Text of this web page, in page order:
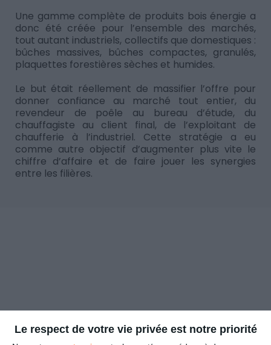
Le respect de votre vie privée est notre priorité
Une gamme complète de produits bois énergie a
donc été créée pour l’ensemble des marchés,
tout autant industriels, collectifs que domestiques :
bûches massives, bûches compactes, granulés,
plaquettes forestières sèches et humides.
Le but était réellement de massifier l’offre pour
donner confiance au marché tout entier, du
revendeur de poêle au bureau d’étude, du
chauffagiste au client final, de l’exploitant de
chaufferie à l’industriel. Cette stratégie a eu
comme autre objectif d’augmenter plus vite le
chiffre d’affaire et de faire jouer les synergies
entre les filières.